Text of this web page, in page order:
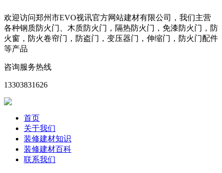
欢迎访问郑州市EVO视讯官方网站建材有限公司，我们主营
各种钢质防火门、木质防火门，隔热防火门，免漆防火门，防
火窗，防火卷帘门，防盗门，变压器门，伸缩门，防火门配件
等产品
咨询服务热线
13303831626
首页
关于我们
装修建材知识
装修建材百科
联系我们